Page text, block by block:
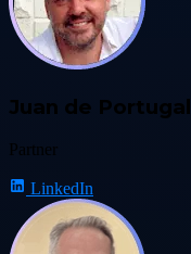
Juan de Portugal
Partner
LinkedIn